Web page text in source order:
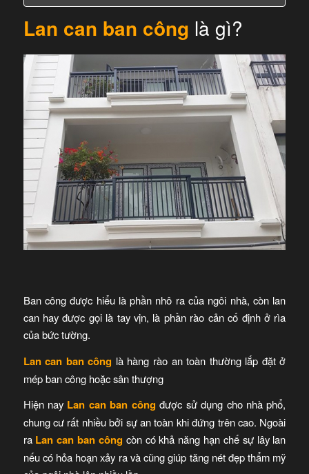
Lan can ban công là gì?
Ban công được hiểu là phần nhô ra của ngôi nhà, còn lan
can hay được gọi là tay vịn, là phần rào cản cố định ở rìa
của bức tường.
Lan can ban công là hàng rào an toàn thường lắp đặt ở
mép ban công hoặc sân thượng
Hiện nay Lan can ban côngđược sử dụng cho nhà phổ,
chung cư rất nhiều bởi sự an toàn khi đứng trên cao. Ngoài
ra Lan can ban công còn có khả năng hạn chế sự lây lan
nếu có hỏa hoạn xảy ra và cũng giúp tăng nét đẹp thẩm mỹ